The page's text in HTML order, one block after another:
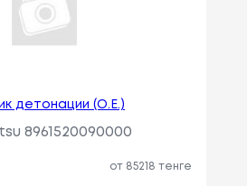
детонации (O.E.)
8961520090000
от 85218 тенге